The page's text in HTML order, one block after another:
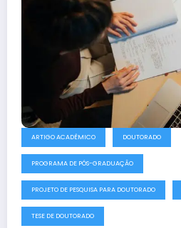
ARTIGO ACADÊMICO DOUTORADO
PROGRAMA DE PÓS-GRADUAÇÃO
PROJETO DE PESQUISA PARA DOUTORADO
TESE DE DOUTORADO